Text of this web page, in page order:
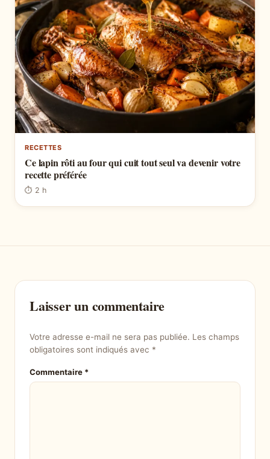
RECETTES
Ce lapin rôti au four qui cuit tout seul va devenir votre
recette préférée
⏱ 2 h
Laisser un commentaire
Votre adresse e-mail ne sera pas publiée. Les champs
obligatoires sont indiqués avec *
Commentaire *